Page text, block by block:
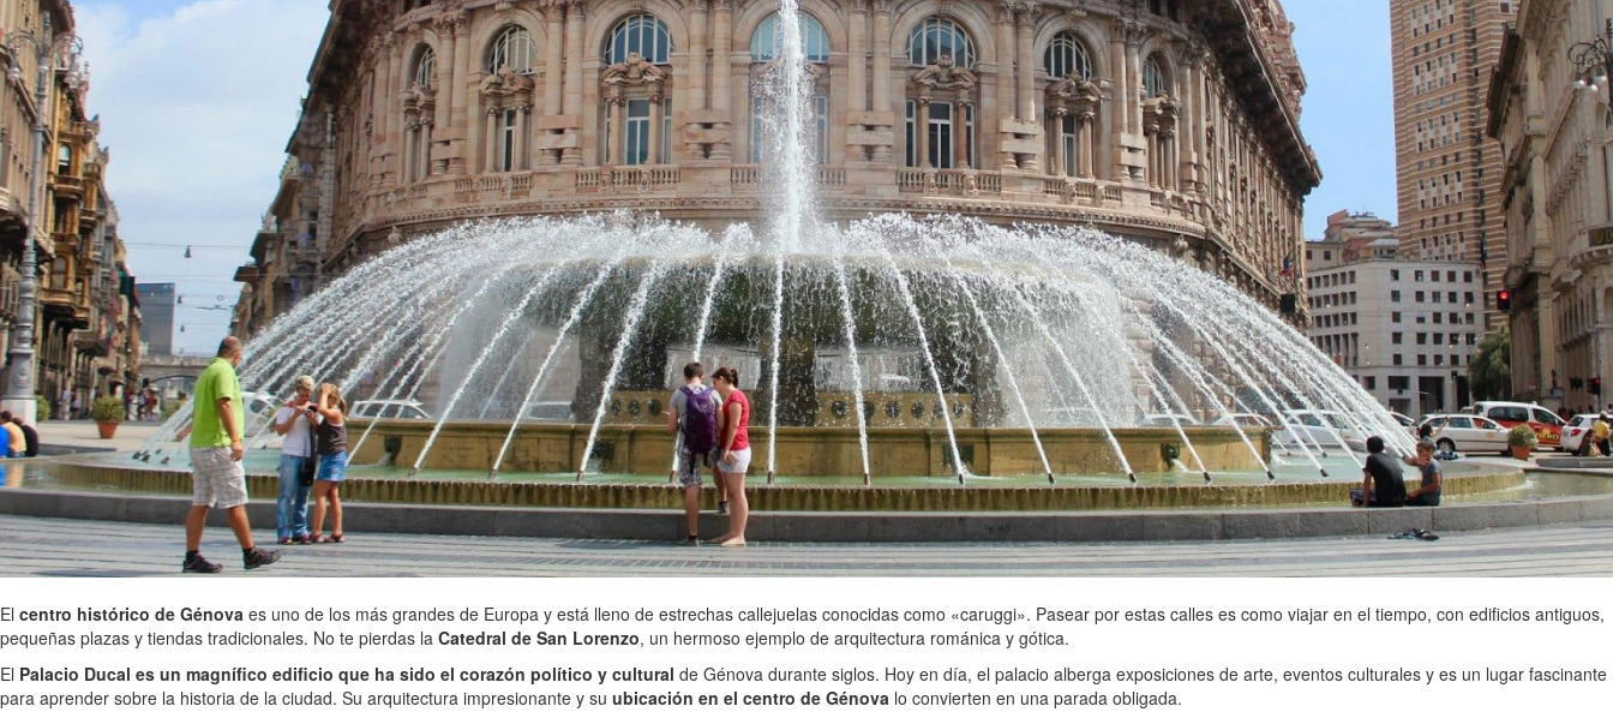
El centro histórico de Génova es uno de los más grandes de Europa y está lleno de estrechas callejuelas conocidas como «caruggi». Pasear por estas calles es como viajar en el tiempo, con edificios antiguos,
pequeñas plazas y tiendas tradicionales. No te pierdas la Catedral de San Lorenzo, un hermoso ejemplo de arquitectura románica y gótica.
El Palacio Ducal es un magnífico edificio que ha sido el corazón político y cultural de Génova durante siglos. Hoy en día, el palacio alberga exposiciones de arte, eventos culturales y es un lugar fascinante
para aprender sobre la historia de la ciudad. Su arquitectura impresionante y su ubicación en el centro de Génova lo convierten en una parada obligada.